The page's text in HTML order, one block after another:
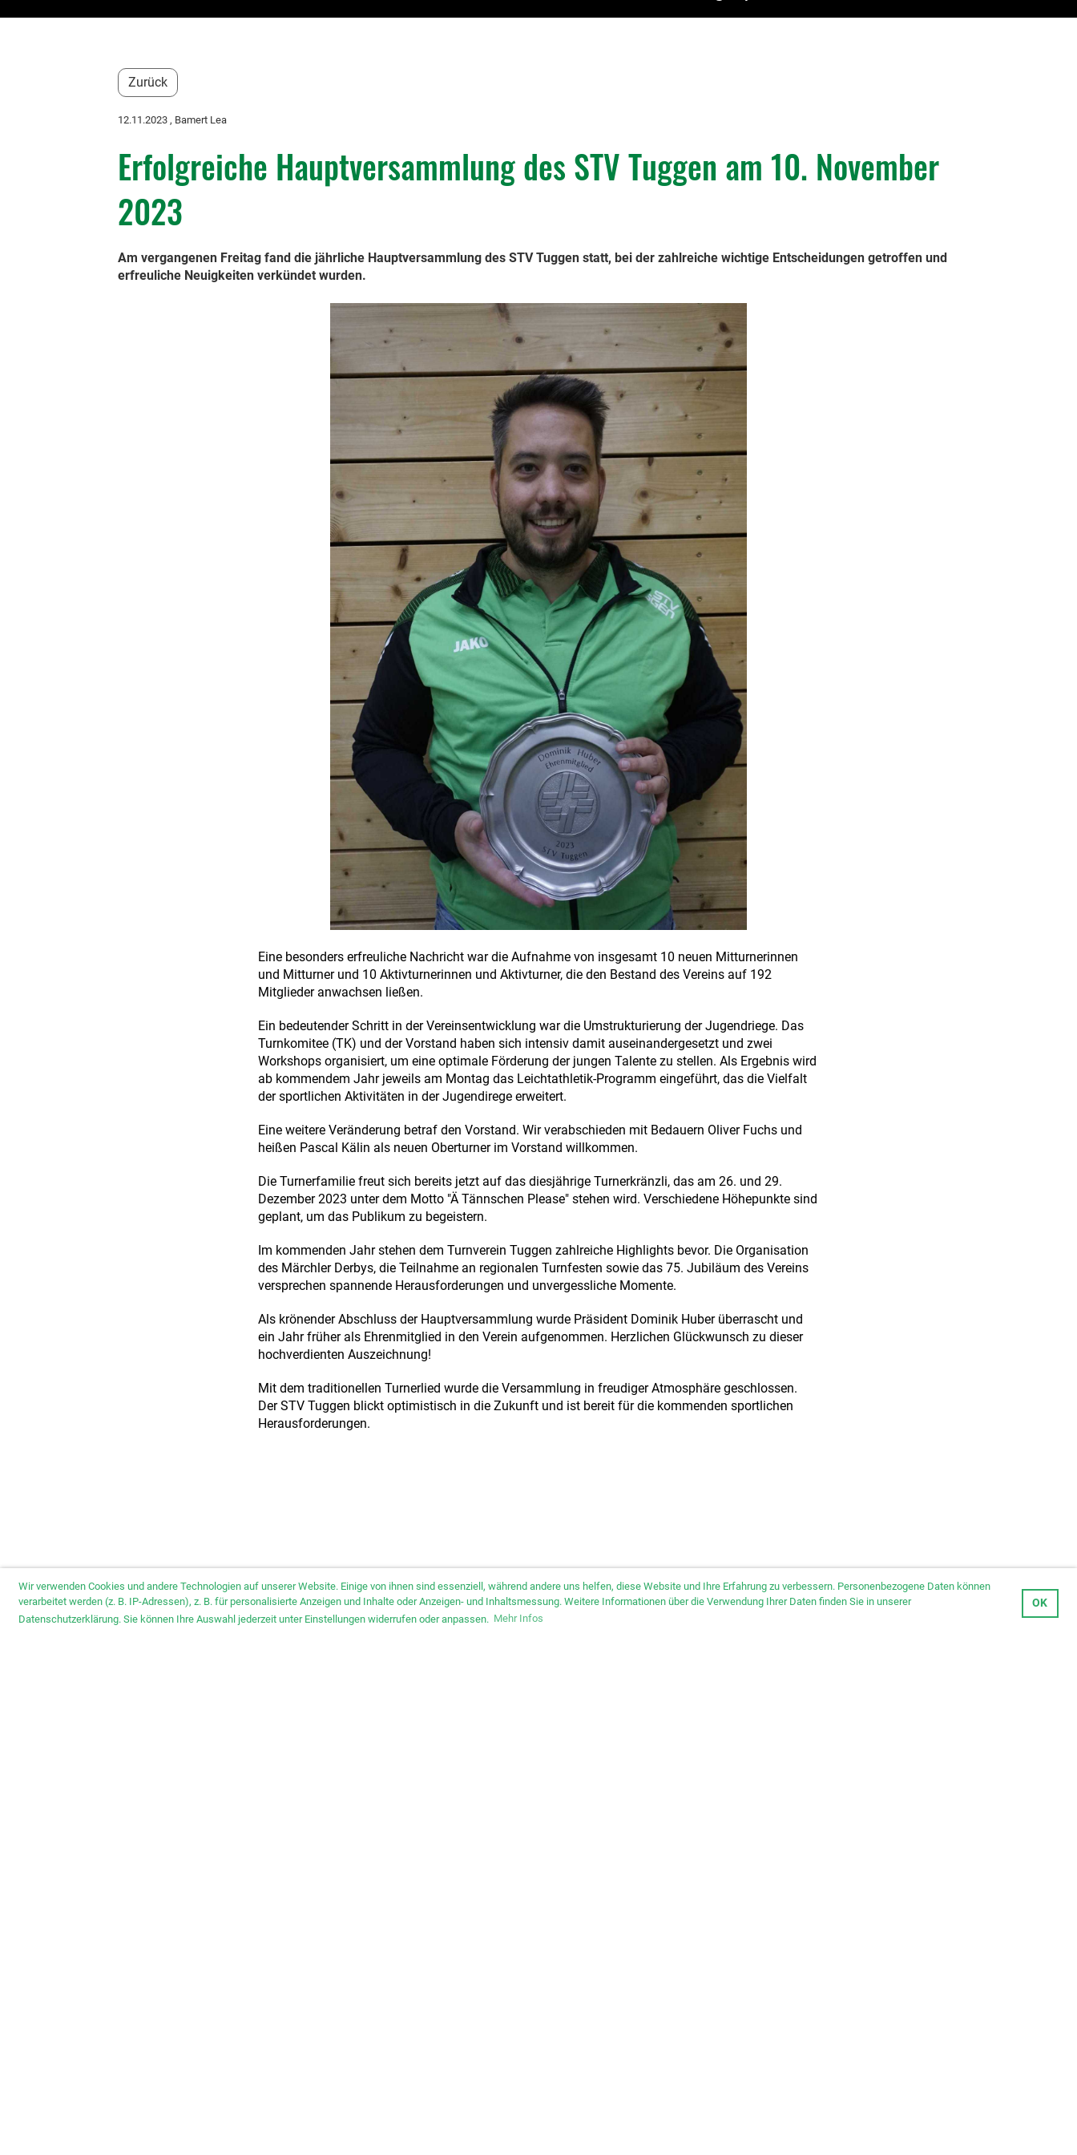
Wir verwenden Cookies und andere Technologien auf unserer Website. Einige von ihnen sind essenziell, während andere uns helfen, diese Website und Ihre Erfahrung zu verbessern. Personenbezogene Daten können
verarbeitet werden (z. B. IP-Adressen), z. B. für personalisierte Anzeigen und Inhalte oder Anzeigen- und Inhaltsmessung. Weitere Informationen über die Verwendung Ihrer Daten finden Sie in unserer
Datenschutzerklärung. Sie können Ihre Auswahl jederzeit unter Einstellungen widerrufen oder anpassen. Mehr Infos
OK
Zurück
12.11.2023 , Bamert Lea
Erfolgreiche Hauptversammlung des STV Tuggen am 10. November
2023
Am vergangenen Freitag fand die jährliche Hauptversammlung des STV Tuggen statt, bei der zahlreiche wichtige Entscheidungen getroffen und
erfreuliche Neuigkeiten verkündet wurden.
Eine besonders erfreuliche Nachricht war die Aufnahme von insgesamt 10 neuen Mitturnerinnen
und Mitturner und 10 Aktivturnerinnen und Aktivturner, die den Bestand des Vereins auf 192
Mitglieder anwachsen ließen.
Ein bedeutender Schritt in der Vereinsentwicklung war die Umstrukturierung der Jugendriege. Das
Turnkomitee (TK) und der Vorstand haben sich intensiv damit auseinandergesetzt und zwei
Workshops organisiert, um eine optimale Förderung der jungen Talente zu stellen. Als Ergebnis wird
ab kommendem Jahr jeweils am Montag das Leichtathletik-Programm eingeführt, das die Vielfalt
der sportlichen Aktivitäten in der Jugendirege erweitert.
Eine weitere Veränderung betraf den Vorstand. Wir verabschieden mit Bedauern Oliver Fuchs und
heißen Pascal Kälin als neuen Oberturner im Vorstand willkommen.
Die Turnerfamilie freut sich bereits jetzt auf das diesjährige Turnerkränzli, das am 26. und 29.
Dezember 2023 unter dem Motto "Ä Tännschen Please" stehen wird. Verschiedene Höhepunkte sind
geplant, um das Publikum zu begeistern.
Im kommenden Jahr stehen dem Turnverein Tuggen zahlreiche Highlights bevor. Die Organisation
des Märchler Derbys, die Teilnahme an regionalen Turnfesten sowie das 75. Jubiläum des Vereins
versprechen spannende Herausforderungen und unvergessliche Momente.
Als krönender Abschluss der Hauptversammlung wurde Präsident Dominik Huber überrascht und
ein Jahr früher als Ehrenmitglied in den Verein aufgenommen. Herzlichen Glückwunsch zu dieser
hochverdienten Auszeichnung!
Mit dem traditionellen Turnerlied wurde die Versammlung in freudiger Atmosphäre geschlossen.
Der STV Tuggen blickt optimistisch in die Zukunft und ist bereit für die kommenden sportlichen
Herausforderungen.